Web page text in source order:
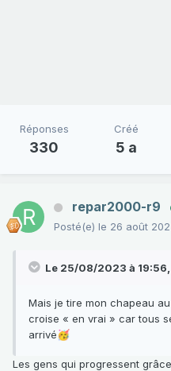
Réponses
330
Créé
5 a
repar2000-r9
Posté(e) le 26 août
Le 25/08/2023 à 19:56,
Mais je tire mon chapeau
croise « en vrai » car tous
arrivé 🥳
Les gens qui progressent